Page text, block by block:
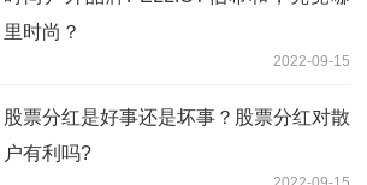
里时尚？
2022-09-15
股票分红是好事还是坏事？股票分红对散
户有利吗?